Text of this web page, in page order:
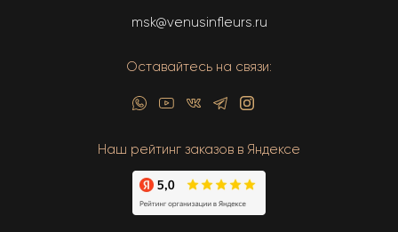
msk@venusinfleurs.ru
Оставайтесь на связи:
Наш рейтинг заказов в Яндексе